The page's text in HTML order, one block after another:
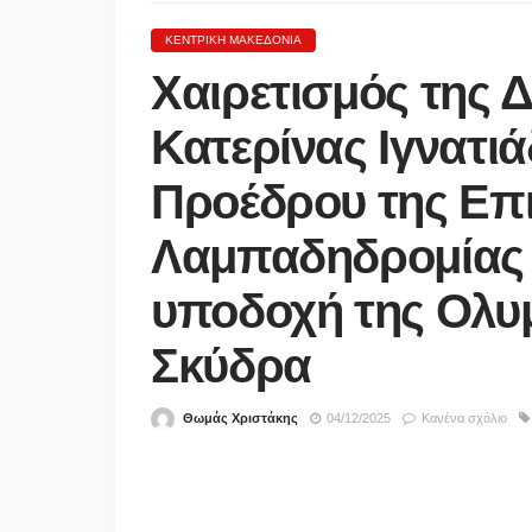
ΚΕΝΤΡΙΚΉ ΜΑΚΕΔΟΝΊΑ
Χαιρετισμός
Κατερίνας
Προέδρου της
υποδοχή της
Σκύδρα
Θωμάς Χριστάκης 04/12/2025 Κανένα σχόλιο
ΑΣΤΥΝΟΜΊΑ
Θρίλερ με τον θάνατο
στις Σέρρες-
έρευνες της